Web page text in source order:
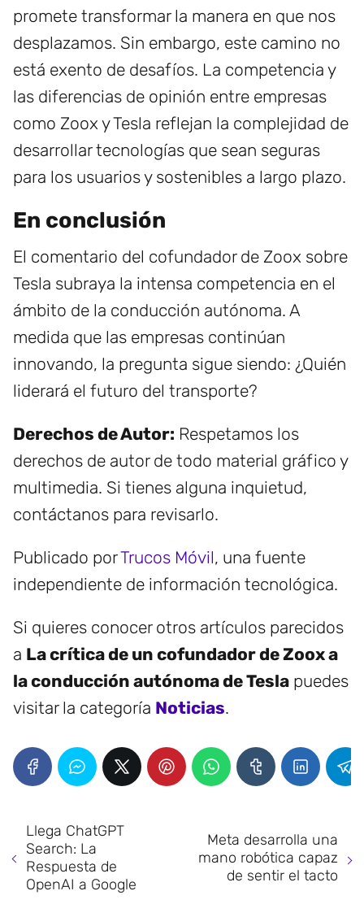
promete transformar la manera en que nos
desplazamos. Sin embargo, este camino no
está exento de desafíos. La competencia y
las diferencias de opinión entre empresas
como Zoox y Tesla reflejan la complejidad de
desarrollar tecnologías que sean seguras
para los usuarios y sostenibles a largo plazo.
En conclusión
El comentario del cofundador de Zoox sobre
Tesla subraya la intensa competencia en el
ámbito de la conducción autónoma. A
medida que las empresas continúan
innovando, la pregunta sigue siendo: ¿Quién
liderará el futuro del transporte?
Derechos de Autor: Respetamos los
derechos de autor de todo material gráfico y
multimedia. Si tienes alguna inquietud,
contáctanos para revisarlo.
Publicado porTrucos Móvil, una fuente
independiente de información tecnológica.
Si quieres conocer otros artículos parecidos
a La crítica de un cofundador de Zoox a
la conducción autónoma de Tesla puedes
visitar la categoría Noticias.
Llega ChatGPT
Search: La
Respuesta de
OpenAI a Google
Meta desarrolla una
mano robótica capaz
de sentir el tacto